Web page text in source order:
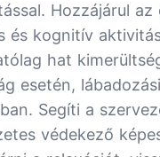
Hozzájárul az
és kognitív
hat
esetén, lábadozási
Segíti a
védekező